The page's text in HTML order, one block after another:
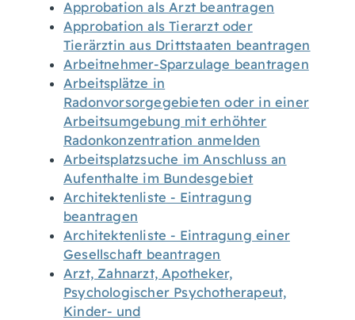
Approbation als Arzt beantragen
Approbation als Tierarzt oder
Tierärztin aus Drittstaaten beantragen
Arbeitnehmer-Sparzulage beantragen
Arbeitsplätze in
Radonvorsorgegebieten oder in einer
Arbeitsumgebung mit erhöhter
Radonkonzentration anmelden
Arbeitsplatzsuche im Anschluss an
Aufenthalte im Bundesgebiet
Architektenliste - Eintragung
beantragen
Architektenliste - Eintragung einer
Gesellschaft beantragen
Arzt, Zahnarzt, Apotheker,
Psychologischer Psychotherapeut,
Kinder- und